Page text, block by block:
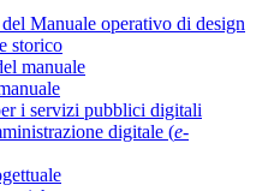
Manuale operativo di design
storico
manuale
i servizi pubblici digitali
digitale (e-